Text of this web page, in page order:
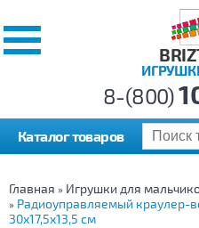
8-(800)
Каталог товаров
Главная » Игрушки для
» Радиоуправляемый краулер-
30х17,5х13,5 см